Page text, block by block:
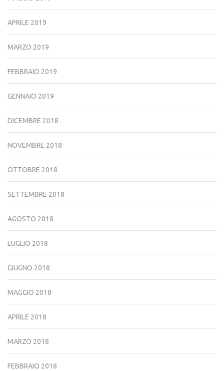
APRILE 2019
MARZO 2019
FEBBRAIO 2019
GENNAIO 2019
DICEMBRE 2018
NOVEMBRE 2018
OTTOBRE 2018
SETTEMBRE 2018
AGOSTO 2018
LUGLIO 2018
GIUGNO 2018
MAGGIO 2018
APRILE 2018
MARZO 2018
FEBBRAIO 2018